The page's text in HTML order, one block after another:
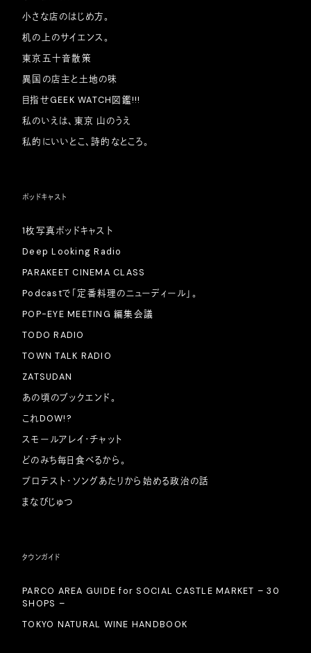
小さな店のはじめ方。
机の上のサイエンス。
東京五十音散策
異国の店主と土地の味
目指せGEEK WATCH図鑑!!!
私のいえは、東京 山のうえ
私的にいいとこ、詩的なところ。
ポッドキャスト
1枚写真ポッドキャスト
Deep Looking Radio
PARAKEET CINEMA CLASS
Podcastで「定番料理のニューディール」。
POP-EYE MEETING 編集会議
TODO RADIO
TOWN TALK RADIO
ZATSUDAN
あの頃のブックエンド。
これDOW!?
スモールアレイ・チャット
どのみち毎日食べるから。
プロテスト・ソングあたりから始める政治の話
まなびじゅつ
タウンガイド
PARCO AREA GUIDE for SOCIAL CASTLE MARKET – 30
SHOPS –
TOKYO NATURAL WINE HANDBOOK